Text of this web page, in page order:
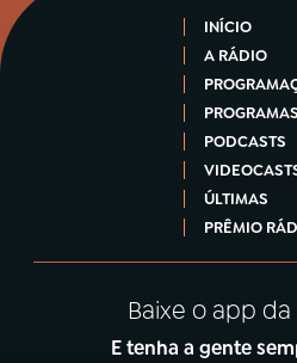
INÍCIO
A RÁDIO
PROGRAMAS
PODCASTS
ÚLTIMAS
PRÊMIO
Baixe o app da
E tenha a gente